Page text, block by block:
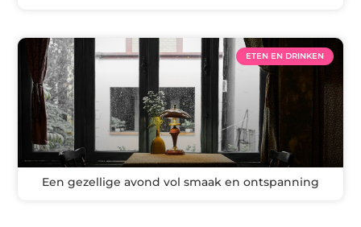
ETEN EN DRINKEN
Een gezellige avond vol smaak en ontspanning